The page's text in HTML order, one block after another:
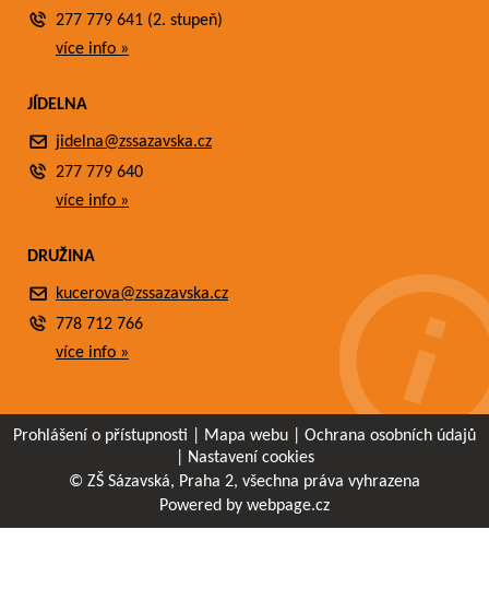
277 779 641 (2. stupeň)
více info »
JÍDELNA
jidelna@zssazavska.cz
277 779 640
více info »
DRUŽINA
kucerova@zssazavska.cz
778 712 766
více info »
Prohlášení o přístupnosti Mapa webu
Ochrana osobních údajů
Nastavení cookies
© ZŠ Sázavská, Praha 2, všechna práva vyhrazena
Powered by webpage.cz